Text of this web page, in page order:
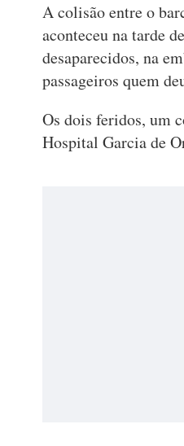
A colisão entre o
aconteceu na tarde
desaparecidos, na
passageiros quem
Os dois feridos, um
Hospital Garcia de